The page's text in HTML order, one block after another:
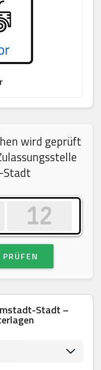
wird geprüft
Stadt –